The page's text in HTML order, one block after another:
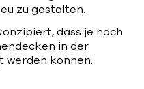
zu gestalten.
dass je nach
in der
werden können.